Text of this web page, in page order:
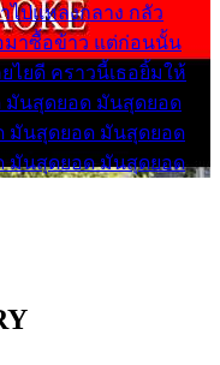
ไปแหลงกลาง กลัว
มาซื้อข้าว แต่ก่อนนั้น
ยไยดี คราวนี้เธอยิ้มให้
มันสุดยอด มันสุดยอด
มันสุดยอด มันสุดยอด
มันสุดยอด มันสุดยอด